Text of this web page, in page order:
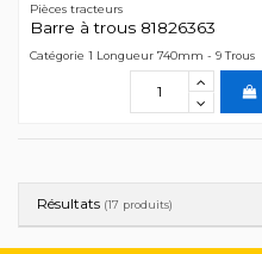
Pièces tracteurs
Barre à trous 81826363
Catégorie 1 Longueur 740mm - 9 Trous
Résultats (17 produits)